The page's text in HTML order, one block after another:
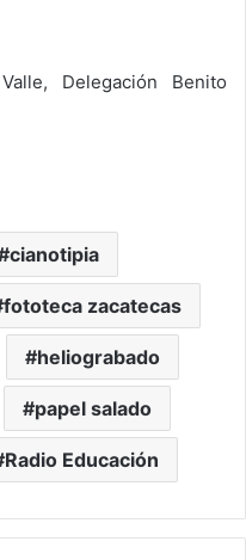
Delegación Benito
cianotipia
fototeca zacatecas
heliograbado
papel salado
Radio Educación